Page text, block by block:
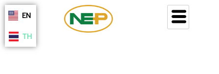
Skip
content
EN
TH